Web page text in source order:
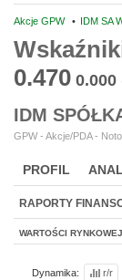
Akcje GPW • IDM SA
0.470 0.000
IDM
GPW - Akcje/PDA -
PROFIL
BR LAB
RAPORTY
WARTOŚCI RYNKOWEJ
Dynamika: r/r
22